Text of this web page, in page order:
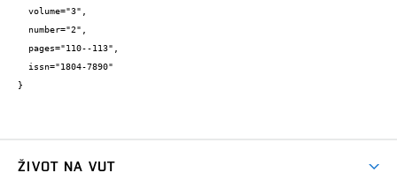
}
ŽIVOT NA VUT